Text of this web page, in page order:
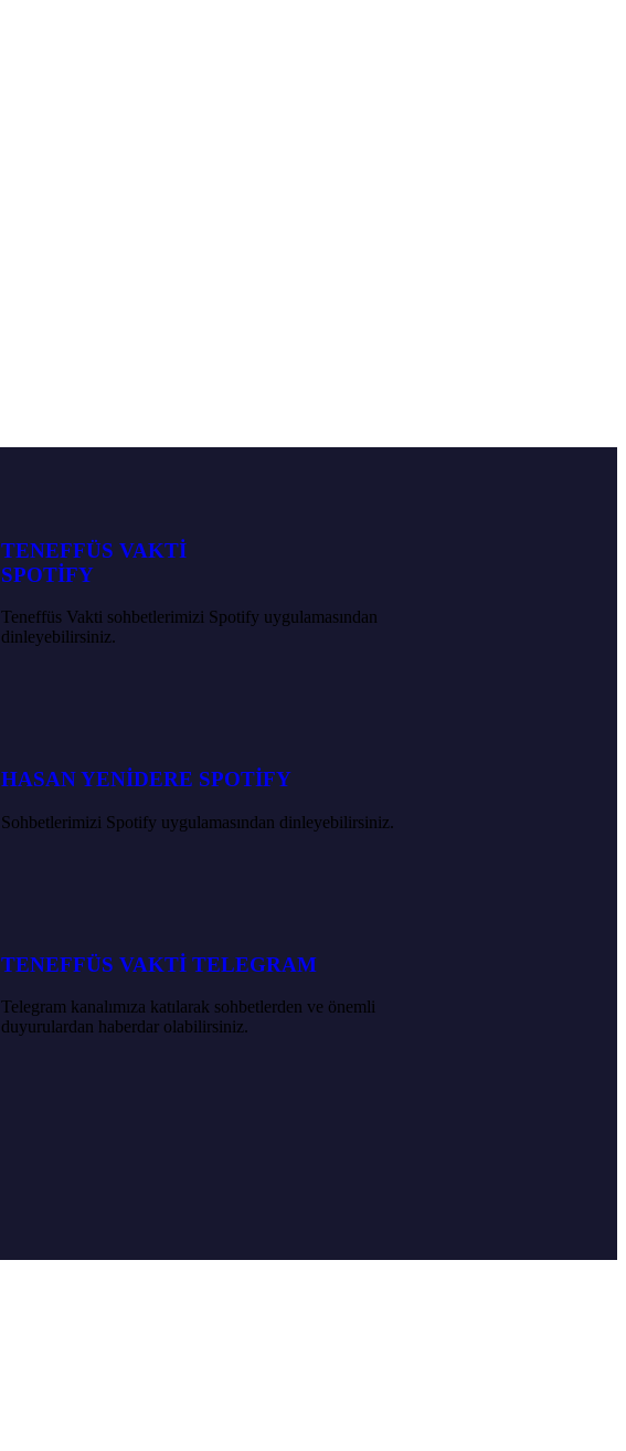
TENEFFÜS VAKTİ
SPOTİFY
Teneffüs Vakti sohbetlerimizi Spotify uygulamasından
dinleyebilirsiniz.
HASAN YENİDERE SPOTİFY
Sohbetlerimizi Spotify uygulamasından dinleyebilirsiniz.
TENEFFÜS VAKTİ TELEGRAM
Telegram kanalımıza katılarak sohbetlerden ve önemli
duyurulardan haberdar olabilirsiniz.